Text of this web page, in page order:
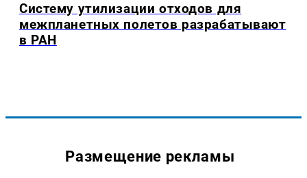
Систему утилизации отходов для
межпланетных полетов разрабатывают
в РАН
Размещение рекламы